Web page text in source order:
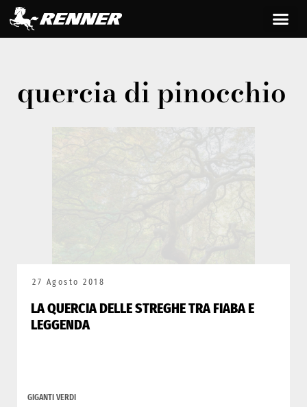
quercia di pinocchio
27 Agosto 2018
LA QUERCIA DELLE STREGHE TRA FIABA E
LEGGENDA
GIGANTI VERDI